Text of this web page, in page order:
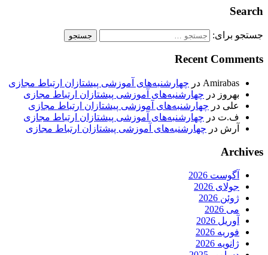
Search
جستجو برای:
Recent Comments
Amirabas در چهارشنبه‌های آموزشی پیشتازان ارتباط مجازی
بهروز در چهارشنبه‌های آموزشی پیشتازان ارتباط مجازی
علی در چهارشنبه‌های آموزشی پیشتازان ارتباط مجازی
ف.ت در چهارشنبه‌های آموزشی پیشتازان ارتباط مجازی
آرش در چهارشنبه‌های آموزشی پیشتازان ارتباط مجازی
Archives
آگوست 2026
جولای 2026
ژوئن 2026
می 2026
آوریل 2026
فوریه 2026
ژانویه 2026